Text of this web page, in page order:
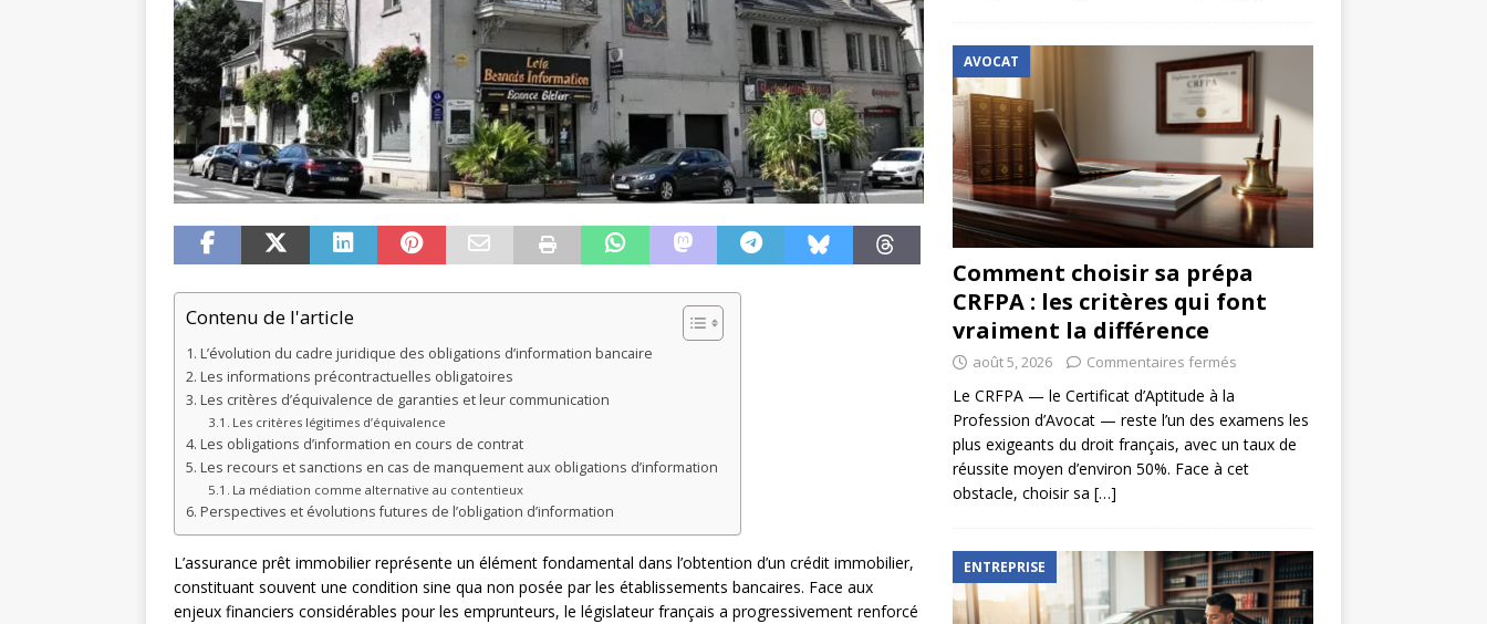
Contenu de l'article
L’évolution du cadre juridique des obligations d’information bancaire
Les informations précontractuelles obligatoires
Les critères d’équivalence de garanties et leur communication
Les critères légitimes d’équivalence
Les obligations d’information en cours de contrat
Les recours et sanctions en cas de manquement aux obligations d’information
La médiation comme alternative au contentieux
Perspectives et évolutions futures de l’obligation d’information
L’assurance prêt immobilier représente un élément fondamental dans l’obtention d’un crédit immobilier,
constituant souvent une condition sine qua non posée par les établissements bancaires. Face aux
enjeux financiers considérables pour les emprunteurs, le législateur français a progressivement renforcé
AVOCAT
Comment choisir sa prépa
CRFPA : les critères qui font
vraiment la différence
août 5, 2026 Commentaires fermés
Le CRFPA — le Certificat d’Aptitude à la
Profession d’Avocat — reste l’un des examens les
plus exigeants du droit français, avec un taux de
réussite moyen d’environ 50%. Face à cet
obstacle, choisir sa […]
ENTREPRISE